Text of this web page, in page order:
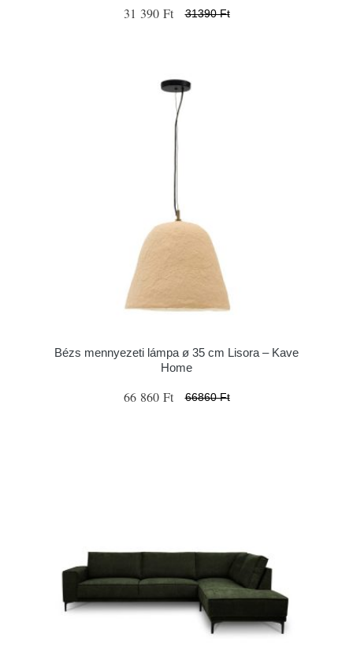
31 390 Ft 31390 Ft
Bézs mennyezeti lámpa ø 35 cm Lisora – Kave
Home
66 860 Ft 66860 Ft